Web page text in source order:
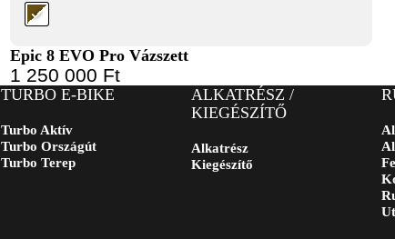
Epic 8 EVO Pro Vázszett
1 250 000 Ft
TURBO E-BIKE
Turbo Aktív
Turbo Országút
Turbo Terep
ALKATRÉSZ /
KIEGÉSZÍTŐ
Alkatrész
Kiegészítő